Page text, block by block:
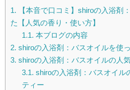
1. 【本音で口コミ】shiroの入浴剤
た【人気の香り・使い方】
1.1. 本ブログの内容
2. shiroの入浴剤：バスオイルを使
3. shiroの入浴剤：バスオイルの人
3.1. shiroの入浴剤：バスオイ
ティー